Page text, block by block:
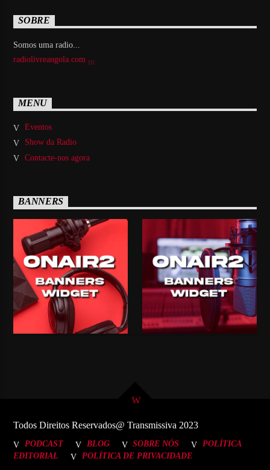
SOBRE
Somos uma radio...
radiolivreangola.com
MENU
Eventos
Show da Radio
Contacte-nos agora
BANNERS
Todos Direitos Reservados@ Transmissiva 2023
PODCAST BLOG SOBRE NÓS
POLÍTICA
EDITORIAL
POLÍTICA DE PRIVACIDADE